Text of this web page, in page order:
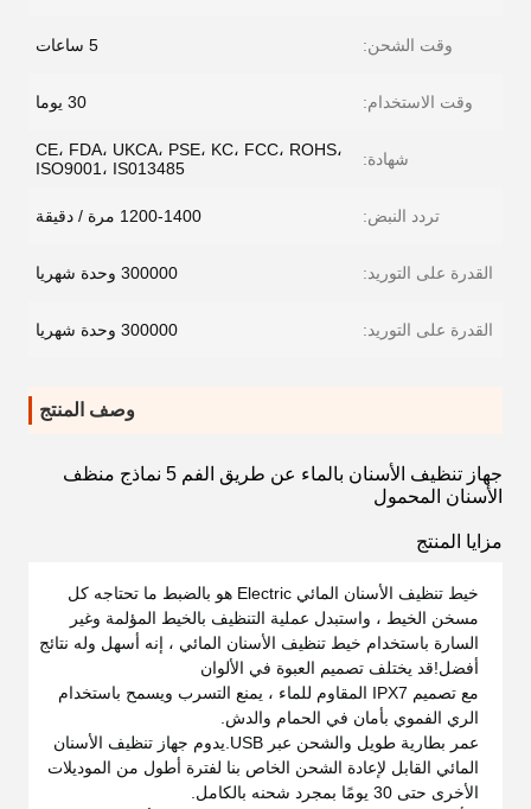
وقت الشحن: 5 ساعات
وقت الاستخدام: 30 يوما
شهادة:
CE، FDA، UKCA، PSE، KC، FCC، ROHS،
ISO9001، IS013485
تردد النبض: 1200-1400 مرة / دقيقة
القدرة على التوريد: 300000 وحدة شهريا
القدرة على التوريد: 300000 وحدة شهريا
وصف المنتج
جهاز تنظيف الأسنان بالماء عن طريق الفم 5 نماذج منظف
الأسنان المحمول
مزايا المنتج
خيط تنظيف الأسنان المائي Electric هو بالضبط ما تحتاجه كل
مسخن الخيط ، واستبدل عملية التنظيف بالخيط المؤلمة وغير
السارة باستخدام خيط تنظيف الأسنان المائي ، إنه أسهل وله نتائج
أفضل!قد يختلف تصميم العبوة في الألوان
مع تصميم IPX7 المقاوم للماء ، يمنع التسرب ويسمح باستخدام
الري الفموي بأمان في الحمام والدش.
عمر بطارية طويل والشحن عبر USB.يدوم جهاز تنظيف الأسنان
المائي القابل لإعادة الشحن الخاص بنا لفترة أطول من الموديلات
الأخرى حتى 30 يومًا بمجرد شحنه بالكامل.